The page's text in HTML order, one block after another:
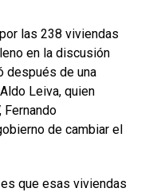
las 238 viviendas
en la discusión
después de una
Leiva, quien
de cambiar el
que esas viviendas